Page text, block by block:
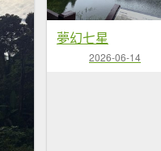
夢幻七星
2026-06-14